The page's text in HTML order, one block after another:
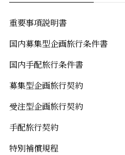
重要事項説明書
国内募集型企画旅行条件書
国内手配旅行条件書
募集型企画旅行契約
受注型企画旅行契約
手配旅行契約
特別補償規程